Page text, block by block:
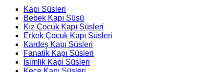
Kapı Süsleri
Bebek Kapı Süsü
Kız Çocuk Kapı Süsleri
Erkek Çocuk Kapı Süsleri
Kardeş Kapı Süsleri
Fanatik Kapı Süsleri
İsimlik Kapı Süsleri